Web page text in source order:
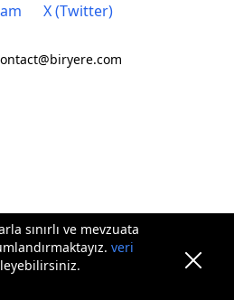
sınırlı ve mevzuata
veri
X (Twitter)